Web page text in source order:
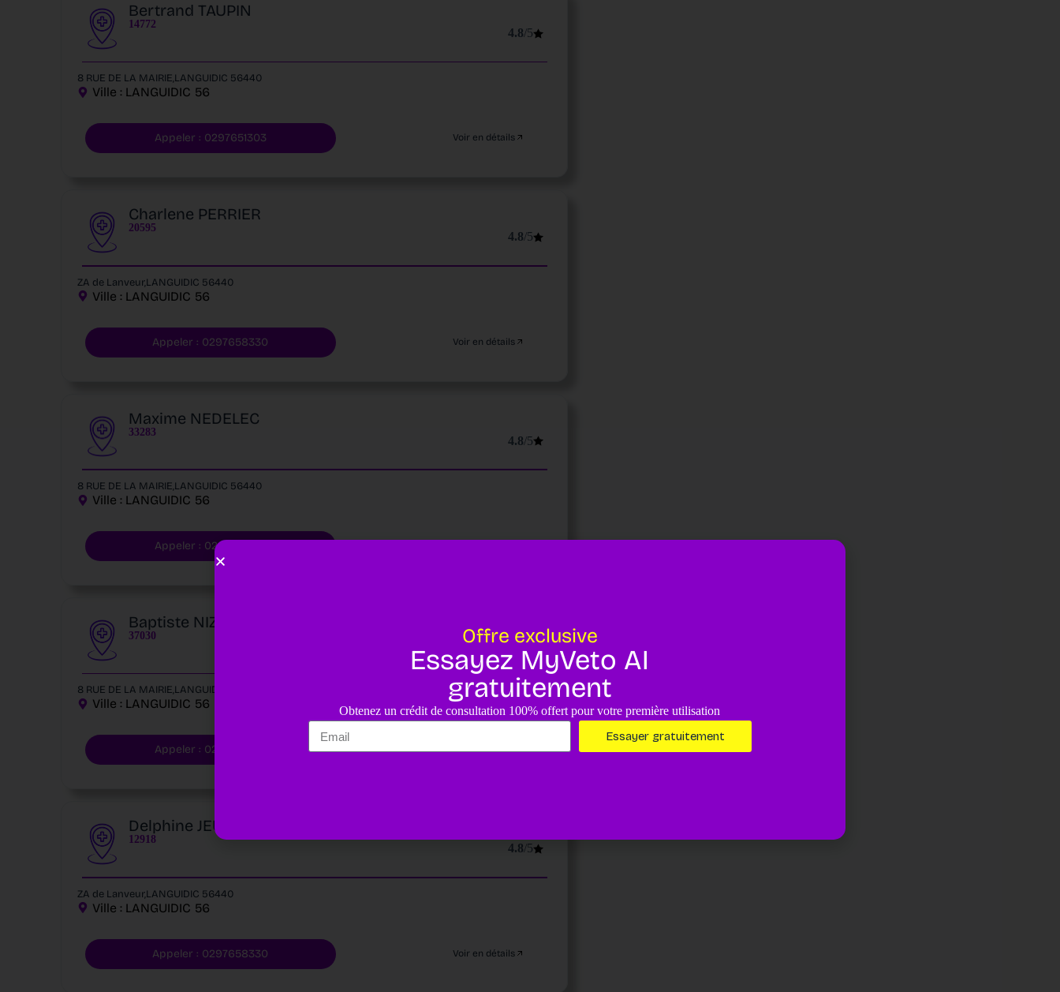
Bertrand TAUPIN
14772
4.8/5
8 RUE DE LA MAIRIE,LANGUIDIC 56440
Ville : LANGUIDIC 56
Appeler : 0297651303 Voir en détails
Charlene PERRIER
20595
4.8/5
ZA de Lanveur,LANGUIDIC 56440
Ville : LANGUIDIC 56
Appeler : 0297658330 Voir en détails
Maxime NEDELEC
33283
4.8/5
8 RUE DE LA MAIRIE,LANGUIDIC 56440
Ville : LANGUIDIC 56
Appeler : 0297651303
Baptiste NIZAN
37030
4.8/5
8 RUE DE LA MAIRIE,LANGUIDIC 56440
Ville : LANGUIDIC 56
Appeler : 0297651303 Voir en détails
Delphine JEULLAIN
12918
4.8/5
ZA de Lanveur,LANGUIDIC 56440
Ville : LANGUIDIC 56
Appeler : 0297658330 Voir en détails
Offre exclusive
Essayez MyVeto AI
gratuitement
Obtenez un crédit de consultation 100% offert pour votre première utilisation
Essayer gratuitement